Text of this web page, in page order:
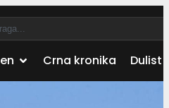
Crna kronika Dulist